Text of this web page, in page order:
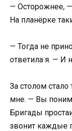
— Осторожнее,
На планёрке
— Тогда не
ответила я. — И
За столом
мне. — Вы
Бригады
звонит каждые